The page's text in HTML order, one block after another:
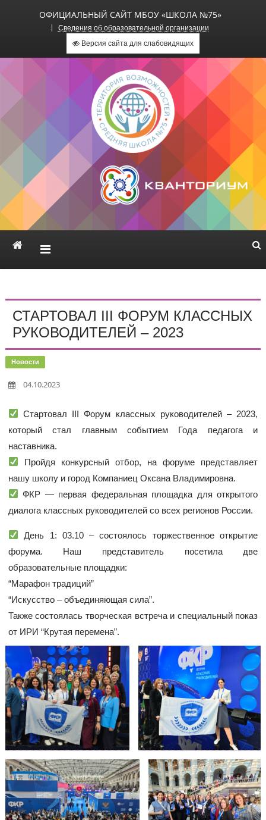
ОФИЦИАЛЬНЫЙ САЙТ МБОУ «ШКОЛА №75»
Сведения об образовательной организации
Версия сайта для слабовидящих
Официальный сайт МБОУ
«Школа №75»
СТАРТОВАЛ III ФОРУМ КЛАССНЫХ
РУКОВОДИТЕЛЕЙ – 2023
Новости
04.10.2023
Стартовал III Форум классных руководителей – 2023,
который стал главным событием Года педагога и
наставника.
Пройдя конкурсный отбор, на форуме представляет
нашу школу и город Компаниец Оксана Владимировна.
ФКР — первая федеральная площадка для открытого
диалога классных руководителей со всех регионов России.
День 1: 03.10 – состоялось торжественное открытие
форума. Наш представитель посетила две
образовательные площадки:
“Марафон традиций”
“Искусство – объединяющая сила”.
Также состоялась творческая встреча и специальный показ
от ИРИ “Крутая перемена”.